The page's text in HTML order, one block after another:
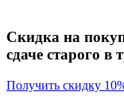
Скидка на
сдаче старого в
Получить скидку